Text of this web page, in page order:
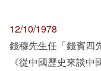
12/10/1978
錢穆先生任「錢賓四
《從中國歷史來談